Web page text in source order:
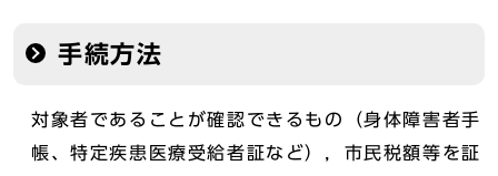
手続方法
対象者であることが確認できるもの（身体障害者手
帳、特定疾患医療受給者証など），市民税額等を証